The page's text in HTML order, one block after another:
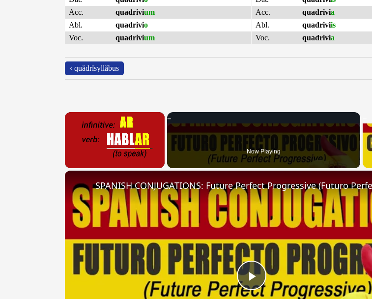
Acc.
quadrivium
Abl.
quadrivio
Voc.
quadrivium
Acc.
quadrivia
Abl.
quadriviis
Voc.
quadrivia
‹ quădrĭsyllăbus
×
Now Playing
Play